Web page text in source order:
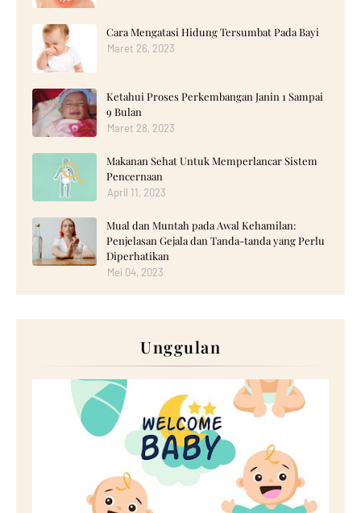
Cara Mengatasi Hidung Tersumbat Pada Bayi
Maret 26, 2023
Ketahui Proses Perkembangan Janin 1 Sampai
9 Bulan
Maret 28, 2023
Makanan Sehat Untuk Memperlancar Sistem
Pencernaan
April 11, 2023
Mual dan Muntah pada Awal Kehamilan:
Penjelasan Gejala dan Tanda-tanda yang Perlu
Diperhatikan
Mei 04, 2023
Unggulan